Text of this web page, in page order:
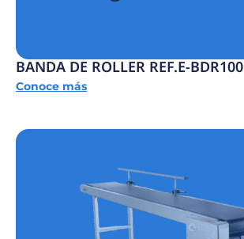
BANDA DE ROLLER REF.E-BDR100
Conoce más